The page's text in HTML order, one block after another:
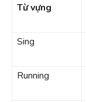
Từ vựng
Sing
Running